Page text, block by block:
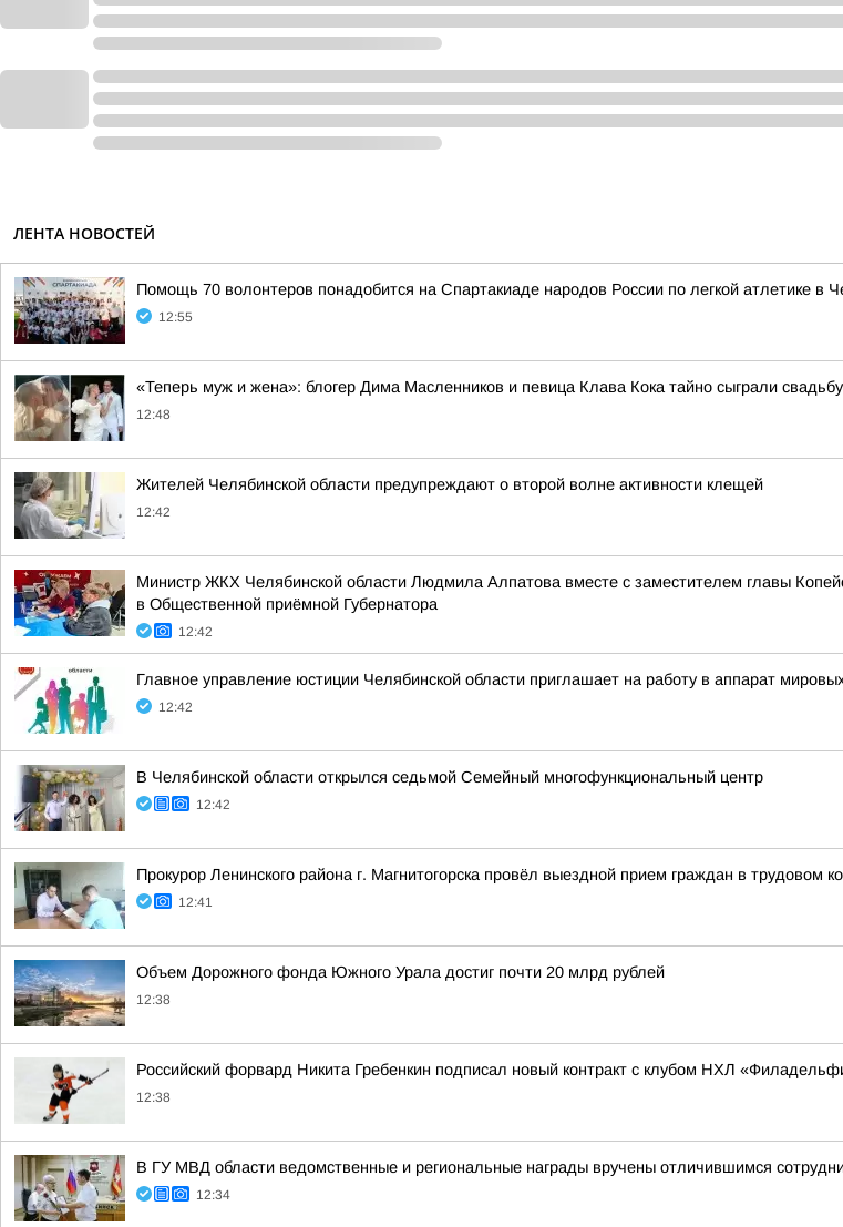
ЛЕНТА НОВОСТЕЙ
Помощь 70 волонтеров понадобится на Спартакиаде народов России по легкой атлетике в
12:55
«Теперь муж и жена»: блогер Дима Масленников и певица Клава Кока тайно сыграли свадьбу
12:48
Жителей Челябинской области предупреждают о второй волне активности клещей
12:42
Министр ЖКХ Челябинской области Людмила Алпатова вместе с заместителем главы
в Общественной приёмной Губернатора
12:42
Главное управление юстиции Челябинской области приглашает на работу в аппарат
12:42
В Челябинской области открылся седьмой Семейный многофункциональный центр
12:42
Прокурор Ленинского района г. Магнитогорска провёл выездной прием граждан в трудовом
12:41
Объем Дорожного фонда Южного Урала достиг почти 20 млрд рублей
12:38
Российский форвард Никита Гребенкин подписал новый контракт с клубом НХЛ
12:38
В ГУ МВД области ведомственные и региональные награды вручены отличившимся
12:34